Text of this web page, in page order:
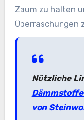
Zaum zu halten
Überraschungen
Nützliche
von